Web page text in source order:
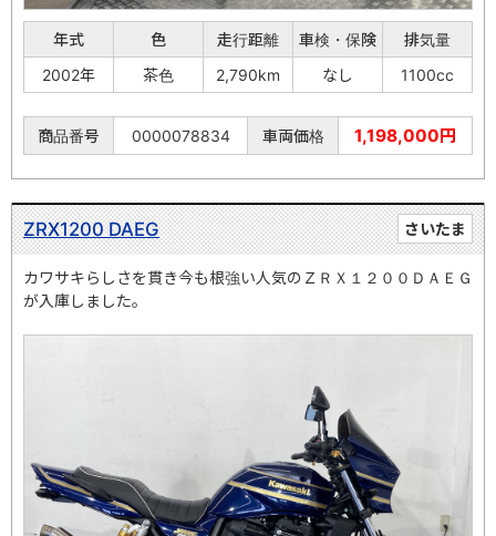
年式 色 走行距離 車検・保険
排気量
2002年
茶色 2,790km なし 1100cc
商品番号 0000078834 車両価格 1,198,000円
さいたま
ZRX1200 DAEG
カワサキらしさを貫き今も根強い人気のＺＲＸ１２００ＤＡＥＧ
が入庫しました。